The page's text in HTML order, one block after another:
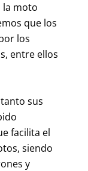
la moto
que los
los
entre ellos
sus
facilita el
siendo
y